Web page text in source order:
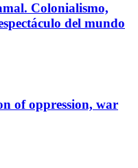
Colonialismo,
del mundo
of oppression, war